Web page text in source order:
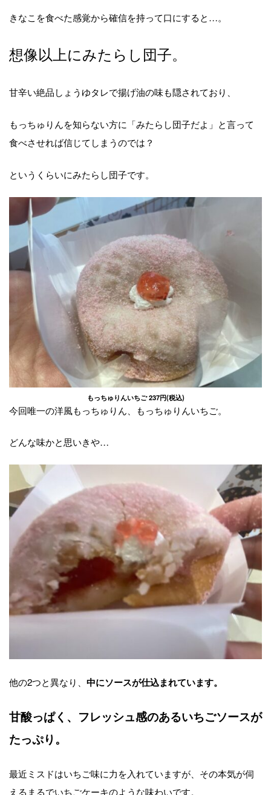
きなこを食べた感覚から確信を持って口にすると…。
想像以上にみたらし団子。
甘辛い絶品しょうゆタレで揚げ油の味も隠されており、
もっちゅりんを知らない方に「みたらし団子だよ」と言って
食べさせれば信じてしまうのでは？
というくらいにみたらし団子です。
もっちゅりんいちご 237円(税込)
今回唯一の洋風もっちゅりん、もっちゅりんいちご。
どんな味かと思いきや…
他の2つと異なり、 中にソースが仕込まれています。
甘酸っぱく、フレッシュ感のあるいちごソースが
たっぷり。
最近ミスドはいちご味に力を入れていますが、その本気が伺
えるまるでいちごケーキのような味わいです。